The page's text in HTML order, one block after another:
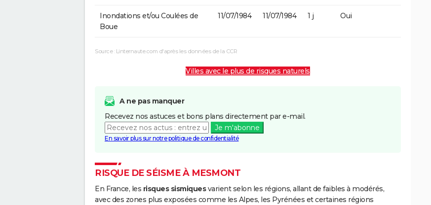
Inondations et/ou Coulées de
Boue
11/07/1984 11/07/1984 1 j Oui
Source : Linternaute.com d'après les données de la CCR
Villes avec le plus de risques naturels
A ne pas manquer
Recevez nos astuces et bons plans directement par e-mail.
Je m'abonne
En savoir plus sur notre politique de confidentialité
RISQUE DE SÉISME À MESMONT
En France, les risques sismiquesvarient selon les régions, allant de faibles à modérés,
avec des zones plus exposées comme les Alpes, les Pyrénées et certaines régions